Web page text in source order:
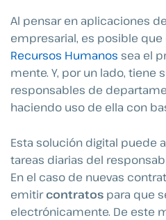
Al pensar en aplicaciones
empresarial, es posible que
Recursos Humanos sea el
mente. Y, por un lado, tiene
responsables de
haciendo uso de ella con
Esta solución digital puede
tareas diarias del
En el caso de nuevas
emitircontratos para que
electrónicamente. De este